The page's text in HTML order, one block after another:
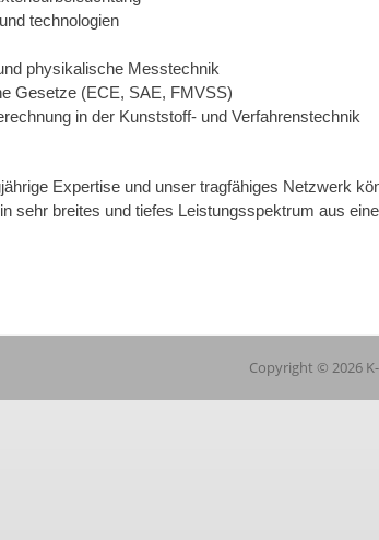
technologien
physikalische Messtechnik
Gesetze (ECE, SAE, FMVSS)
in der Kunststoff- und Verfahrenstechnik
Expertise und unser tragfähiges Netzwerk
sehr breites und tiefes Leistungsspektrum aus
Copyright © 2026 K-